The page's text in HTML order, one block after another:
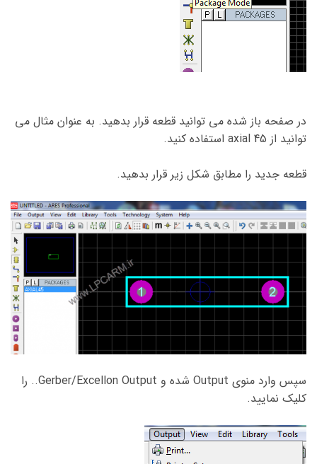
در صفحه باز شده می توانید قطعه قرار بدهید. به عنوان مثال می
توانید از axial 45 استفاده کنید.
قطعه جدید را مطابق شکل زیر قرار بدهید.
سپس وارد منوی Output شده و Gerber/Excellon Output.. را
کلیک نمایید.